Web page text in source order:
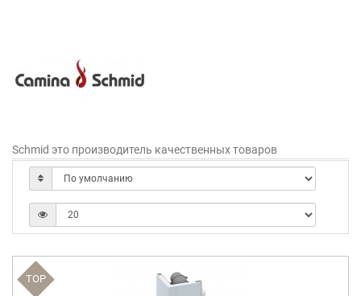
Schmid это производитель качественных товаров
TOP